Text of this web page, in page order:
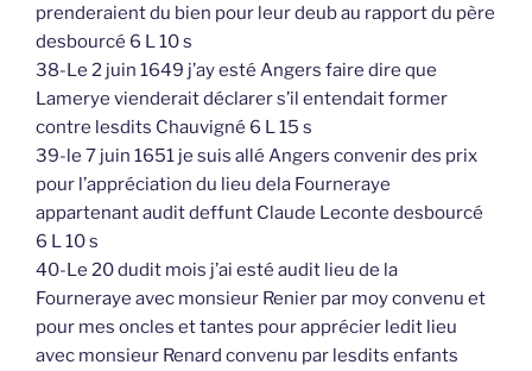
prenderaient du bien pour leur deub au rapport du père
desbourcé 6 L 10 s
38-Le 2 juin 1649 j’ay esté Angers faire dire que
Lamerye vienderait déclarer s’il entendait former
contre lesdits Chauvigné 6 L 15 s
39-le 7 juin 1651 je suis allé Angers convenir des prix
pour l’appréciation du lieu dela Fourneraye
appartenant audit deffunt Claude Leconte desbourcé
6 L 10 s
40-Le 20 dudit mois j’ai esté audit lieu de la
Fourneraye avec monsieur Renier par moy convenu et
pour mes oncles et tantes pour apprécier ledit lieu
avec monsieur Renard convenu par lesdits enfants